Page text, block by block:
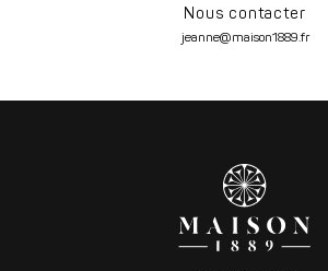
Nous contacter
jeanne@maison1889.fr